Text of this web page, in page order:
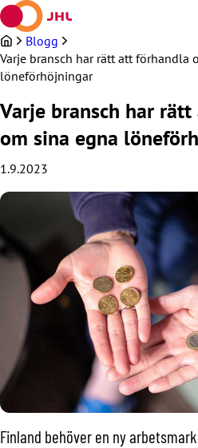
Hoppa
till
innehållet
Blogg
Varje bransch har rätt att förhandla
löneförhöjningar
Varje bransch har
om sina egna
1.9.2023
Finland behöver en ny